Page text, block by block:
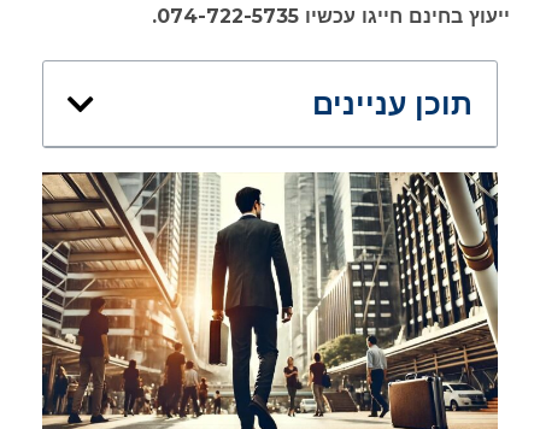
ייעוץ בחינם חייגו עכשיו 074-722-5735.
תוכן עניינים